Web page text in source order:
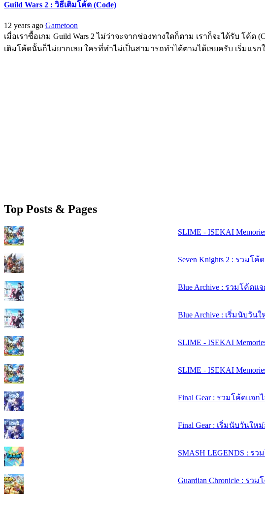
Guild Wars 2 : วิธีเติมโค้ด (Code)
12 years ago Gametoon
เมื่อเราซื้อเกม Guild Wars 2 ไม่ว่าจะจากช่องทางใดก็ตาม เราก็จะได้รับ โค้
เติมโค้ดนั้นก็ไม่ยากเลย ใครที่ทำไม่เป็นสามารถทำได้ตามได้เลยครับ เริ่มแรกใ
Top Posts & Pages
SLIME - ISEKAI
Seven Knights 2 : รวมโ
Blue Archive : รวมโค้ดแ
Blue Archive : เริ่มนับวัน
SLIME - ISEKAI
SLIME - ISEKAI
Final Gear : รวมโค้ดแจก
Final Gear : เริ่มนับวันให
SMASH LEGENDS : ร
Guardian Chronicle : รว